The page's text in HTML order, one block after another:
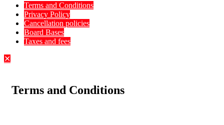
Terms and Conditions
Privacy Policy
Cancellation policies
Board Bases
Taxes and fees
✕
Terms and Conditions